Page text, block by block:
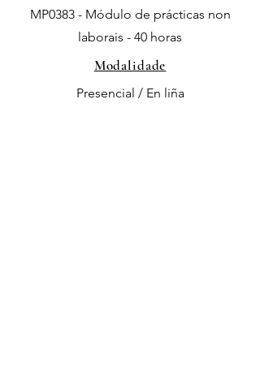
MP0383 - Módulo de prácticas non
laborais - 40 horas
Modalidade
Presencial / En liña